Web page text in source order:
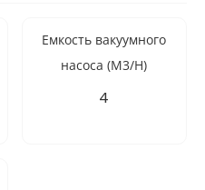
Емкость вакуумного
насоса (M3/H)
4